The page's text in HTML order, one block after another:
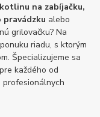
kotlinu na zabíjačku,
pravádzku alebo
grilovačku? Na
riadu, s ktorým
Špecializujeme sa
každého od
profesionálnych